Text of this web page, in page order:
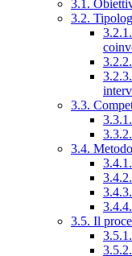
3.1.
3.2.
3.3.
3.4.
3.5. Il